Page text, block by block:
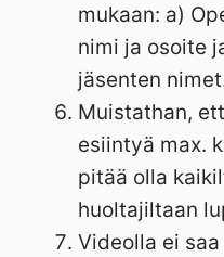
mukaan: a)
nimi ja osoite
jäsenten
Muistathan,
esiintyä max.
pitää olla
huoltajiltaan
Videolla ei